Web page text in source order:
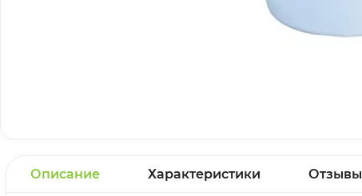
Описание Характеристики Отзывы